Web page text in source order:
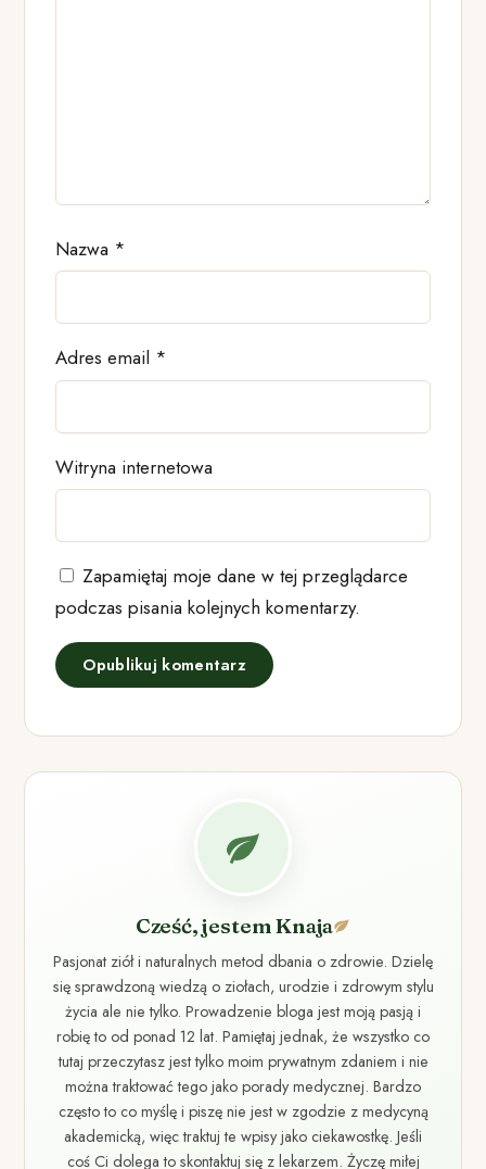
Nazwa *
Adres email *
Witryna internetowa
Zapamiętaj moje dane w tej przeglądarce
podczas pisania kolejnych komentarzy.
Cześć, jestem Knaja
Pasjonat ziół i naturalnych metod dbania o zdrowie. Dzielę
się sprawdzoną wiedzą o ziołach, urodzie i zdrowym stylu
życia ale nie tylko. Prowadzenie bloga jest moją pasją i
robię to od ponad 12 lat. Pamiętaj jednak, że wszystko co
tutaj przeczytasz jest tylko moim prywatnym zdaniem i nie
można traktować tego jako porady medycznej. Bardzo
często to co myślę i piszę nie jest w zgodzie z medycyną
akademicką, więc traktuj te wpisy jako ciekawostkę. Jeśli
coś Ci dolega to skontaktuj się z lekarzem. Życzę miłej